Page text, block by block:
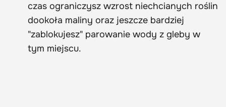
czas ograniczysz wzrost niechcianych roślin
dookoła maliny oraz jeszcze bardziej
"zablokujesz" parowanie wody z gleby w
tym miejscu.